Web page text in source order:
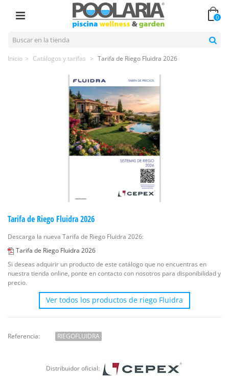
0
Inicio > Catálogos y tarifas > Tarifa de Riego Fluidra 2026
Tarifa de Riego Fluidra 2026
Descarga la nueva Tarifa de Riego Fluidra 2026:
Tarifa de Riego Fluidra 2026
Si deseas adquirir un producto de este catálogo que no encuentras en
nuestra tienda online, ponte en contacto con nosotros para disponibilidad y
precio.
Ver todos los productos de riego Fluidra
Referencia: RIEGOFLUIDRA
Distribuidor oficial: